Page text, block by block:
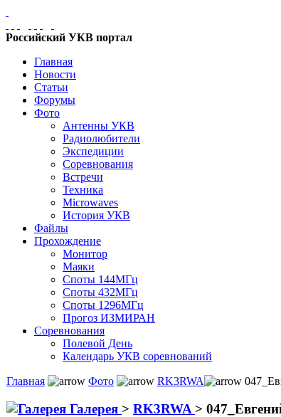
Российский УКВ портал
Главная
Новости
Статьи
Форумы
Фото
Антенны УКВ
Радиолюбители
Экспедиции
Соревнования
Встречи
Техника
Microwaves
История УКВ
Файлы
Прохождение
Монитор
Маяки
Споты 144МГц
Споты 432МГц
Споты 1296МГц
Прогоз ИЗМИРАН
Соревнования
Полевой День
Календарь УКВ соревнований
Главная Фото RK3RWA
Галерея > RK3RWA >